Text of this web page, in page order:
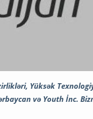
Yüksək
və Youth İnc.